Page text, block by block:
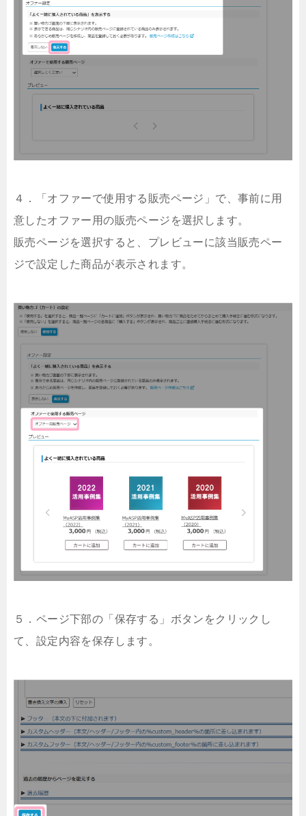
４．「オファーで使用する販売ページ」で、事前に用
意したオファー用の販売ページを選択します。
販売ページを選択すると、プレビューに該当販売ペー
ジで設定した商品が表示されます。
５．ページ下部の「保存する」ボタンをクリックし
て、設定内容を保存します。